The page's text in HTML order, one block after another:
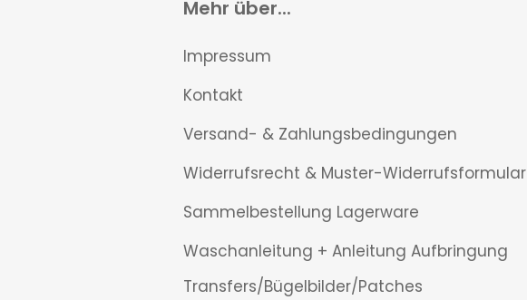
Mehr über...
Impressum
Kontakt
Versand- & Zahlungsbedingungen
Widerrufsrecht & Muster-Widerrufsformular
Sammelbestellung Lagerware
Waschanleitung + Anleitung Aufbringung
Transfers/Bügelbilder/Patches